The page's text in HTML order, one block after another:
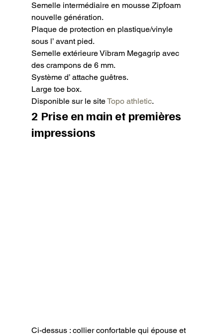
Semelle intermédiaire en mousse Zipfoam
nouvelle génération.
Plaque de protection en plastique/vinyle
sous l’ avant pied.
Semelle extérieure Vibram Megagrip avec
des crampons de 6 mm.
Système d’ attache guêtres.
Large toe box.
Disponible sur le site Topo athletic.
2 Prise en main et premières
impressions
Ci-dessus : collier confortable qui épouse et